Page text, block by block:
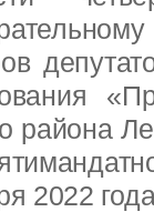
района
2022